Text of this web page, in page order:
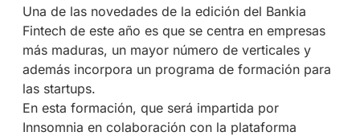
Una de las novedades de la edición del Bankia
Fintech de este año es que se centra en empresas
más maduras, un mayor número de verticales y
además incorpora un programa de formación para
las startups.
En esta formación, que será impartida por
Innsomnia en colaboración con la plataforma